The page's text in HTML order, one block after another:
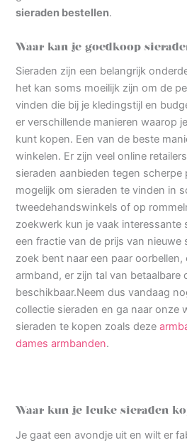
sieraden bestellen.
Waar kan je goedkoop
Sieraden zijn een belangrijk
het kan soms moeilijk zijn om de
vinden die bij je kledingstijl en
er verschillende manieren waarop
kunt kopen. Een van de beste
winkelen. Er zijn veel online
sieraden aanbieden tegen scherpe
mogelijk om sieraden te vinden in
tweedehandswinkels of op
zoekwerk kun je vaak interessante
een fractie van de prijs van nieuwe
zoek bent naar een paar
armband, er zijn tal van betaalbare
beschikbaar.Neem dus vandaag
collectie sieraden en ga naar onze
sieraden te kopen zoals deze
dames armbanden.
Waar kun je leuke sieraden
Je gaat een avondje uit en wilt er